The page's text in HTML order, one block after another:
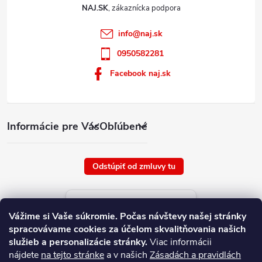
Vážime si Vaše súkromie. Počas návštevy našej stránky
spracovávame cookies za účelom skvalitňovania našich
služieb a personalizácie stránky.Viac informácii
nájdete na tejto stránke a v našich Zásadách a pravidlách
Informácie pre VásObľúbené
NAJ.SK
info@naj.sk
0950582281
Facebook naj.sk
Odstúpiť od zmluvy tu
Aktuálne ceny tovaru
platné od : 6/8/2026